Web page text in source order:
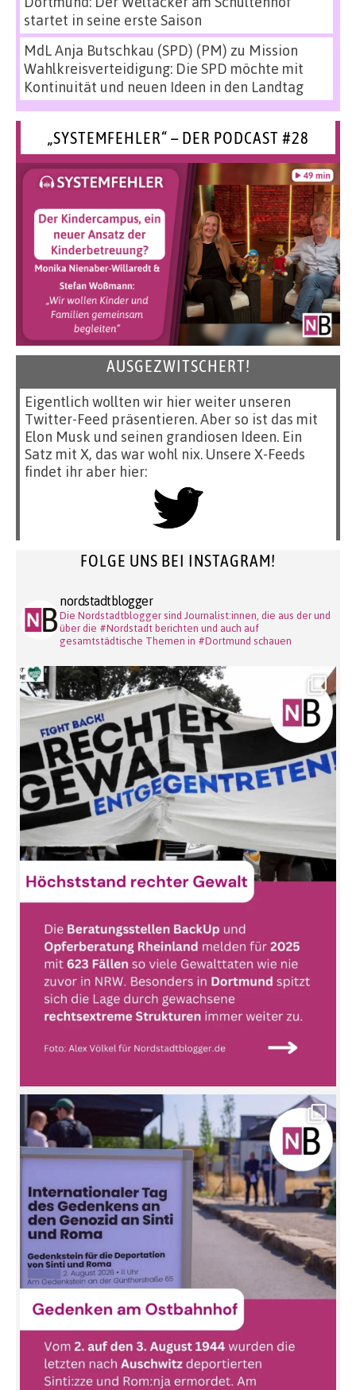
startet in seine erste Saison
MdL Anja Butschkau (SPD) (PM) zu Mission
Wahlkreisverteidigung: Die SPD möchte mit
Kontinuität und neuen Ideen in den Landtag
„SYSTEMFEHLER“ – DER PODCAST #28
AUSGEZWITSCHERT!
Eigentlich wollten wir hier weiter unseren
Twitter-Feed präsentieren. Aber so ist das mit
Elon Musk und seinen grandiosen Ideen. Ein
Satz mit X, das war wohl nix. Unsere X-Feeds
findet ihr aber hier:
FOLGE UNS BEI INSTAGRAM!
nordstadtblogger
Die Nordstadtblogger sind Journalist:innen, die aus der und
über die #Nordstadt berichten und auch auf
gesamtstädtische Themen in #Dortmund schauen